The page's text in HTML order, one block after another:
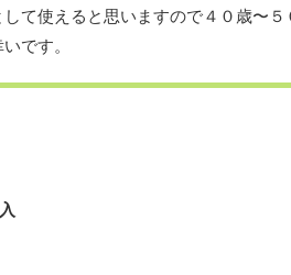
て使えると思いますので４０歳〜５
です。